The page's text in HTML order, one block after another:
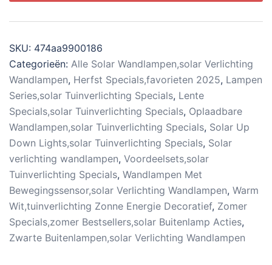
SKU: 474aa9900186
Categorieën: Alle Solar Wandlampen,solar Verlichting
Wandlampen, Herfst Specials,favorieten 2025, Lampen
Series,solar Tuinverlichting Specials, Lente
Specials,solar Tuinverlichting Specials, Oplaadbare
Wandlampen,solar Tuinverlichting Specials, Solar Up
Down Lights,solar Tuinverlichting Specials, Solar
verlichting wandlampen, Voordeelsets,solar
Tuinverlichting Specials, Wandlampen Met
Bewegingssensor,solar Verlichting Wandlampen, Warm
Wit,tuinverlichting Zonne Energie Decoratief, Zomer
Specials,zomer Bestsellers,solar Buitenlamp Acties,
Zwarte Buitenlampen,solar Verlichting Wandlampen